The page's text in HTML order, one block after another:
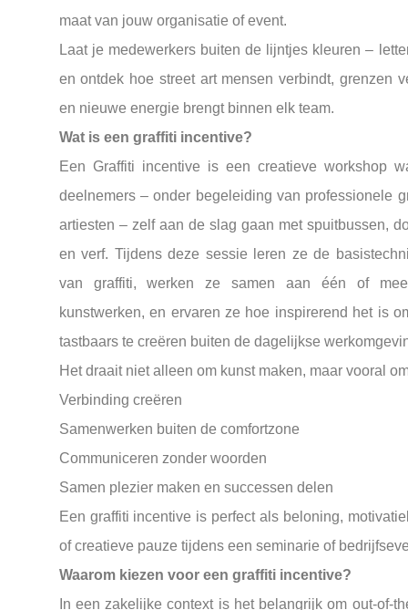
maat van jouw organisatie of event.
Laat je medewerkers buiten de lijntjes kleuren –
en ontdek hoe street art mensen verbindt, grenzen
en nieuwe energie brengt binnen elk team.
Wat is een graffiti incentive?
Een Graffiti incentive is een creatieve workshop
deelnemers – onder begeleiding van professionele
artiesten – zelf aan de slag gaan met spuitbussen,
en verf. Tijdens deze sessie leren ze de
van graffiti, werken ze samen aan één of
kunstwerken, en ervaren ze hoe inspirerend het is
tastbaars te creëren buiten de dagelijkse
Het draait niet alleen om kunst maken, maar vooral
Verbinding creëren
Samenwerken buiten de comfortzone
Communiceren zonder woorden
Samen plezier maken en successen delen
Een graffiti incentive is perfect als beloning,
of creatieve pauze tijdens een seminarie of
Waarom kiezen voor een graffiti incentive?
In een zakelijke context is het belangrijk om out-of-